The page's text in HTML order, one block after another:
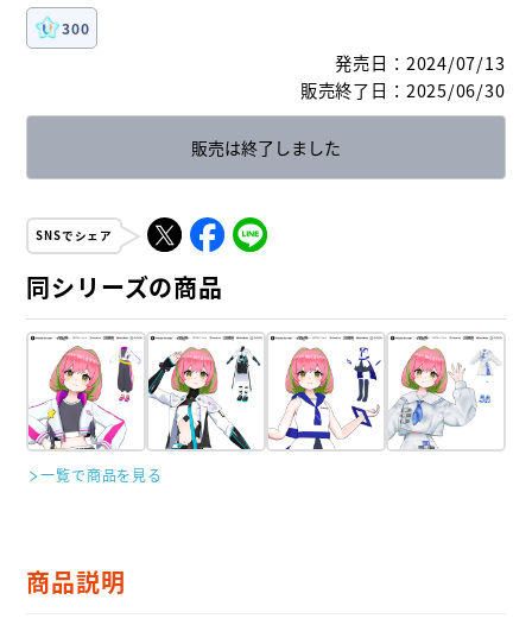
300
発売日 ： 2024/07/13
販売終了日 ： 2025/06/30
販売は終了しました
SNSでシェア
同シリーズの商品
一覧で商品を見る
商品説明